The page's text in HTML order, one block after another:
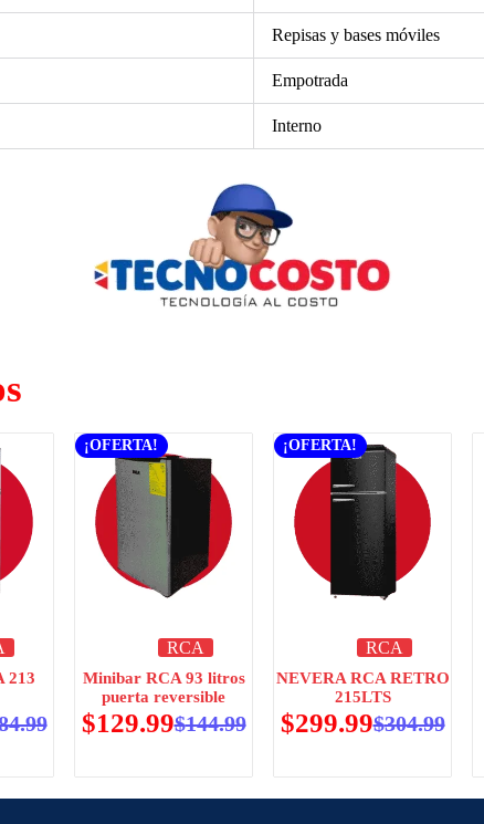
Repisas y bases móviles
Empotrada
Interno
213
¡OFERTA!
RCA
Minibar RCA 93 litros
puerta reversible
$144.99
$129.99
¡OFERTA!
RCA
NEVERA RCA RETRO
215LTS
$304.99
$299.99